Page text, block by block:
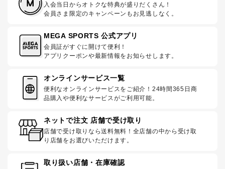
入会当日からオトクな特典が盛りだくさん！
会員さま限定のキャンペーンもお見逃しなく。
MEGA SPORTS 公式アプリ
会員証がすぐに開けて便利！
アプリクーポンや最新情報をお知らせします。
オンラインサービス一覧
便利なオンラインサービスをご紹介！24時間365日商
品購入や便利なサービスがご利用可能。
ネットで注文 店舗で受け取り
店舗で受け取りなら送料無料！全店舗の中から受け取
り店舗をお選びいただけます。
取り扱い店舗・在庫確認